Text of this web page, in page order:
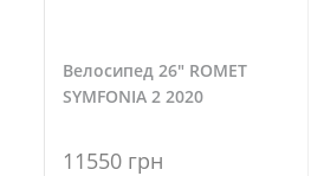
Велосипед 26" ROMET
SYMFONIA 2 2020
11550 грн